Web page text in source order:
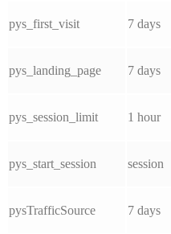
pys_first_visit 7 days
pys_landing_page 7 days
pys_session_limit 1 hour
pys_start_session session
pysTrafficSource 7 days